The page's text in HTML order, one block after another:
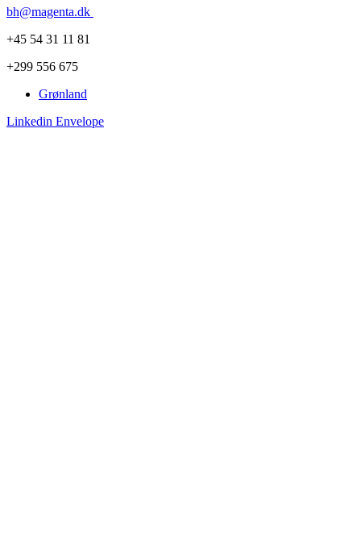
bh@magenta.dk
+45 54 31 11 81
+299 556 675
Grønland
Linkedin Envelope